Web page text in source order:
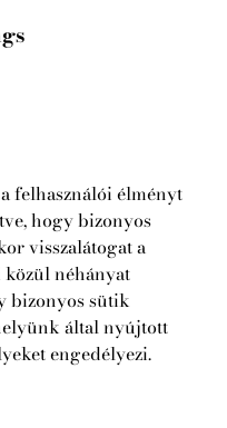
felhasználói élményt
hogy bizonyos
visszalátogat a
néhányat
bizonyos sütik
által nyújtott
engedélyezi.